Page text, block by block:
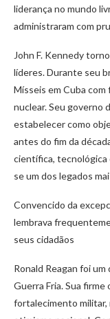
liderança no mundo
administraram com
John F. Kennedy
líderes. Durante seu
Mísseis em Cuba
nuclear. Seu governo
estabelecer como
antes do fim da
científica, tecnológica
se um dos legados
Convencido da
lembrava
seus cidadãos
Ronald Reagan foi
Guerra Fria. Sua
fortalecimento militar,